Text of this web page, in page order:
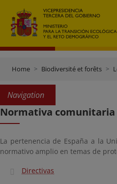
Home Biodiversité et forêts
Navigation
Normativa comunitaria
La pertenencia de España a la
normativo amplio en temas de
Directivas